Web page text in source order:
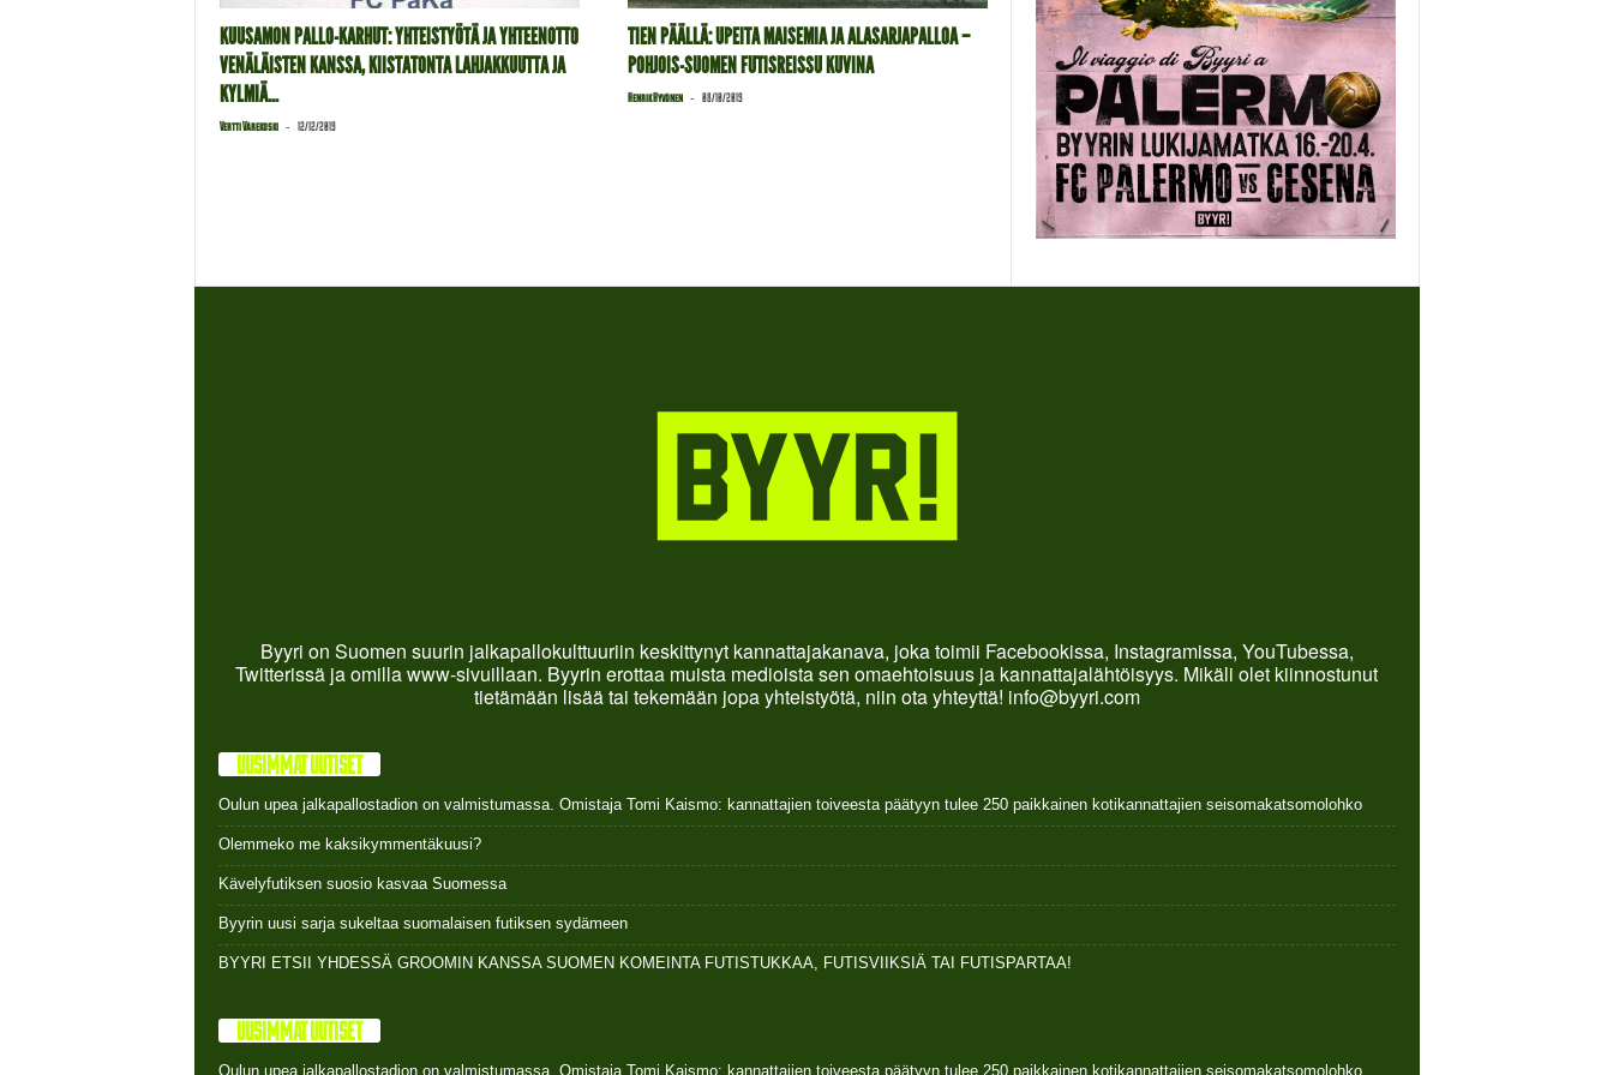
KUUSAMON PALLO-KARHUT: YHTEISTYÖTÄ JA YHTEENOTTO
VENÄLÄISTEN KANSSA, KIISTATONTA LAHJAKKUUTTA JA
KYLMIÄ...
Vertti Värekoski - 12/12/2019
TIEN PÄÄLLÄ: UPEITA MAISEMIA JA ALASARJAPALLOA –
POHJOIS-SUOMEN FUTISREISSU KUVINA
Henrik Hyvönen - 08/10/2019
Byyri on Suomen suurin jalkapallokulttuuriin keskittynyt kannattajakanava, joka toimii Facebookissa, Instagramissa, YouTubessa,
Twitterissä ja omilla www-sivuillaan. Byyrin erottaa muista medioista sen omaehtoisuus ja kannattajalähtöisyys. Mikäli olet kiinnostunut
tietämään lisää tai tekemään jopa yhteistyötä, niin ota yhteyttä! info@byyri.com
UUSIMMAT UUTISET
Oulun upea jalkapallostadion on valmistumassa. Omistaja Tomi Kaismo: kannattajien toiveesta päätyyn tulee 250 paikkainen kotikannattajien seisomakatsomolohko
Olemmeko me kaksikymmentäkuusi?
Kävelyfutiksen suosio kasvaa Suomessa
Byyrin uusi sarja sukeltaa suomalaisen futiksen sydämeen
BYYRI ETSII YHDESSÄ GROOMIN KANSSA SUOMEN KOMEINTA FUTISTUKKAA, FUTISVIIKSIÄ TAI FUTISPARTAA!
UUSIMMAT UUTISET
Oulun upea jalkapallostadion on valmistumassa. Omistaja Tomi Kaismo: kannattajien toiveesta päätyyn tulee 250 paikkainen kotikannattajien seisomakatsomolohko